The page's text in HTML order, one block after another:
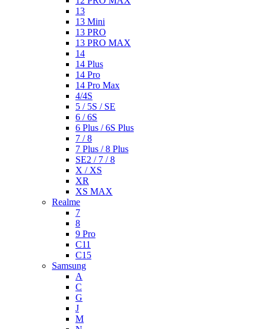
13
13 Mini
13 PRO
13 PRO MAX
14
14 Plus
14 Pro
14 Pro Max
4/4S
5 / 5S / SE
6 / 6S
6 Plus / 6S Plus
7 / 8
7 Plus / 8 Plus
SE2 / 7 / 8
X / XS
XR
XS MAX
Realme
7
8
9 Pro
C11
C15
Samsung
A
C
G
J
M